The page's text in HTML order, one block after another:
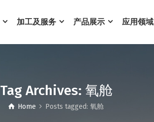
加工及服务 产品展示 应用领域
Tag Archives: 氧舱
Home Posts tagged: 氧舱